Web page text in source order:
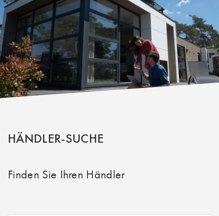
HÄNDLER-SUCHE
Finden Sie Ihren Händler